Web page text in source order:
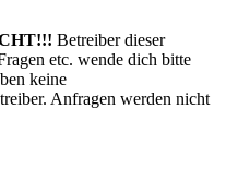
Betreiber dieser
etc. wende dich bitte
keine
Anfragen werden nicht